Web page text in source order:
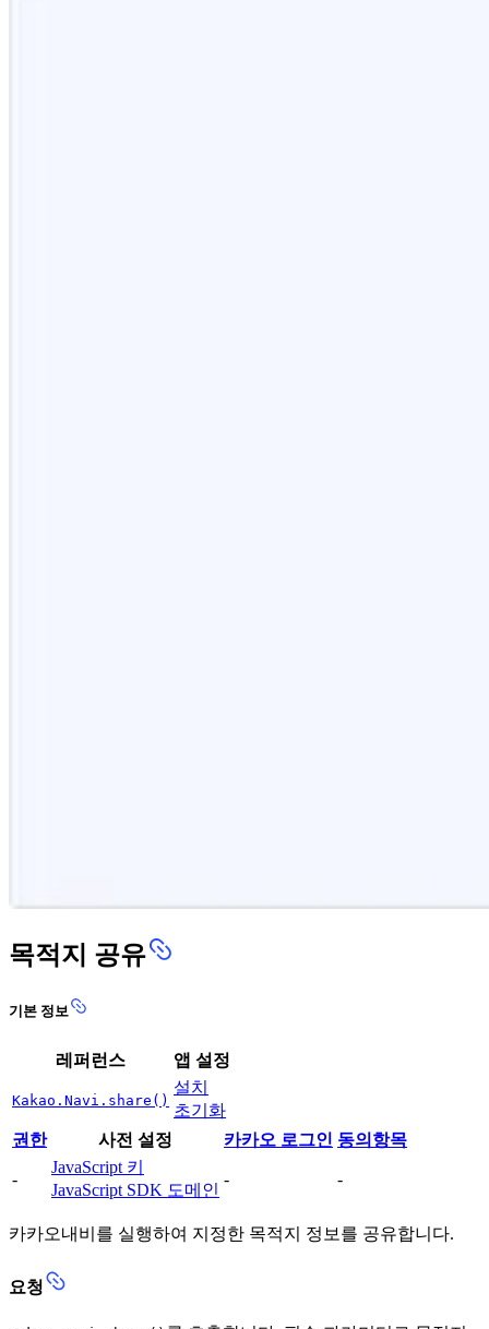
목적지 공유
기본 정보
레퍼런스 앱 설정
Kakao.Navi.share()
설치
초기화
권한
사전 설정 카카오 로그인 동의항목
-
JavaScript 키
JavaScript SDK 도메인
- -
카카오내비를 실행하여 지정한 목적지 정보를 공유합니다.
요청